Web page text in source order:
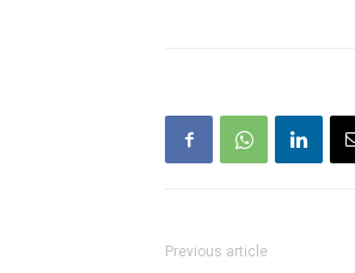
Previous article